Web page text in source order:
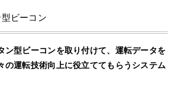
ビーコン
ン型ビーコンを取り付けて、運転データを
の運転技術向上に役立ててもらうシステム